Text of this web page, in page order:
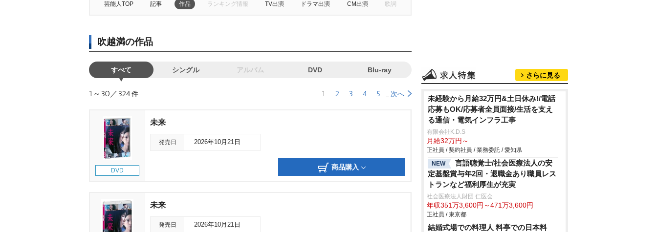
芸能人TOP 記事 作品 ランキング情報 TV出演 ドラマ出演 CM出演 歌詞
吹越満の作品
すべて シングル アルバム DVD Blu-ray
1～30／324件 1 2 3 4 5 次へ
DVD
未来
発売日 2026年10月21日
商品購入
未来
発売日 2026年10月21日
さらに見る
未経験から月給32万円&土日休み!/電話
応募もOK/応募者全員面接/生活を支え
る通信・電気インフラ工事
有限会社K.D.S
月給32万円～
正社員 / 契約社員 / 業務委託 / 愛知県
NEW
言語聴覚士/社会医療法人の安
定基盤賞与年2回・退職金あり職員レス
トランなど福利厚生が充実
社会医療法人財団 仁医会
年収351万3,600円～471万3,600円
正社員 / 東京都
結婚式場での料理人 料亭での日本料